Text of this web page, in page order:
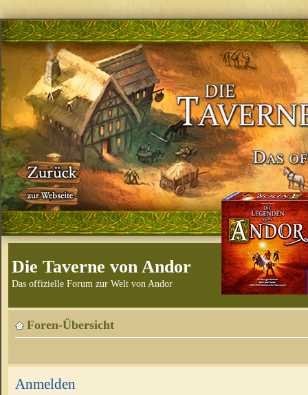
Die Taverne von Andor
Das offizielle Forum zur Welt von Andor
Foren-Übersicht
Anmelden